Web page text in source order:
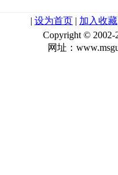
| 设为首页 | 加入收藏
Copyright ©
网址：